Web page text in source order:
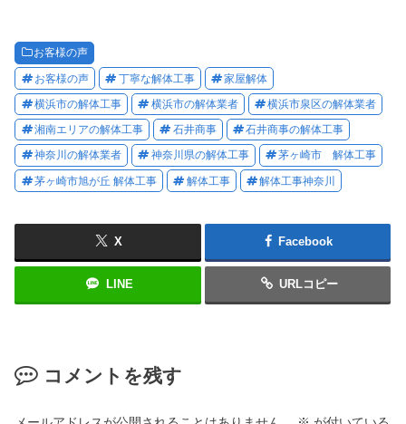
お客様の声
お客様の声 丁寧な解体工事 家屋解体
横浜市の解体工事 横浜市の解体業者 横浜市泉区の解体業者
湘南エリアの解体工事 石井商事 石井商事の解体工事
神奈川の解体業者 神奈川県の解体工事 茅ヶ崎市 解体工事
茅ヶ崎市旭が丘 解体工事 解体工事 解体工事神奈川
X Facebook
LINE URLコピー
コメントを残す